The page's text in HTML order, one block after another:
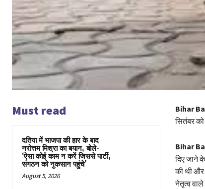
Must read
दतिया में भाजपा की हार के बाद
नरोत्तम मिश्रा का बयान, बोले-
‘ऐसा कोई काम न करें जिससे पार्टी,
संगठन को नुकसान पहुंचे’
August 5, 2026
Bihar
सितंबर को
Bihar
दिए जाने
की थी और
नेतृत्व